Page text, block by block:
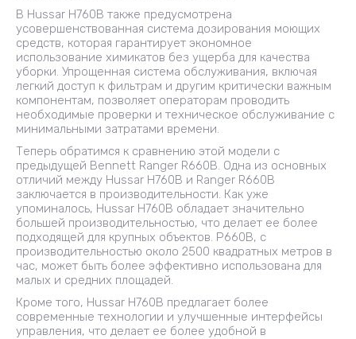
В Hussar H760B также предусмотрена
усовершенствованная система дозирования моющих
средств, которая гарантирует экономное
использование химикатов без ущерба для качества
уборки. Упрощенная система обслуживания, включая
легкий доступ к фильтрам и другим критически важным
компонентам, позволяет операторам проводить
необходимые проверки и техническое обслуживание с
минимальными затратами времени.
Теперь обратимся к сравнению этой модели с
предыдущей Bennett Ranger R660B. Одна из основных
отличий между Hussar H760B и Ranger R660B
заключается в производительности. Как уже
упоминалось, Hussar H760B обладает значительно
большей производительностью, что делает ее более
подходящей для крупных объектов. Р660B, с
производительностью около 2500 квадратных метров в
час, может быть более эффективно использована для
малых и средних площадей.
Кроме того, Hussar H760B предлагает более
современные технологии и улучшенные интерфейсы
управления, что делает ее более удобной в